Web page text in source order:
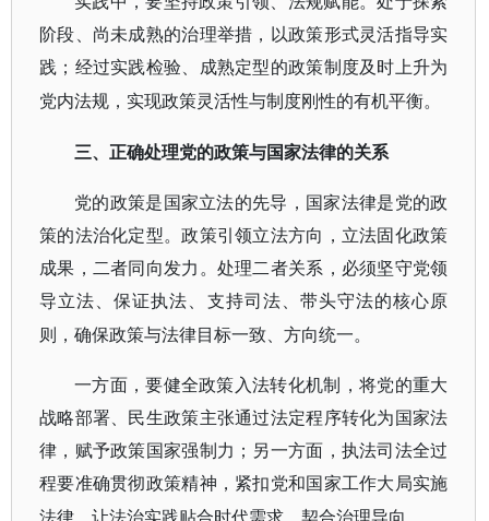
阶段、尚未成熟的治理举措，以政策形式灵活指导实
践；经过实践检验、成熟定型的政策制度及时上升为
党内法规，实现政策灵活性与制度刚性的有机平衡。
三、正确处理党的政策与国家法律的关系
党的政策是国家立法的先导，国家法律是党的政
策的法治化定型。政策引领立法方向，立法固化政策
成果，二者同向发力。处理二者关系，必须坚守党领
导立法、保证执法、支持司法、带头守法的核心原
则，确保政策与法律目标一致、方向统一。
一方面，要健全政策入法转化机制，将党的重大
战略部署、民生政策主张通过法定程序转化为国家法
律，赋予政策国家强制力；另一方面，执法司法全过
程要准确贯彻政策精神，紧扣党和国家工作大局实施
法律，让法治实践贴合时代需求、契合治理导向。